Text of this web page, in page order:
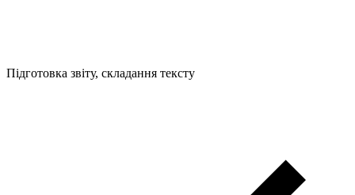
Підготовка звіту, складання тексту